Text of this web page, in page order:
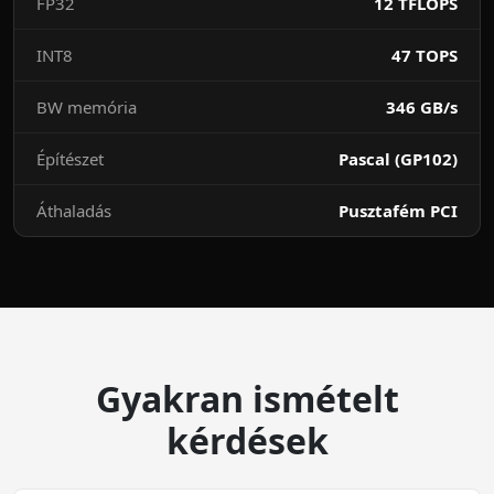
INT8 47 TOPS
BW memória 346 GB/s
Építészet Pascal (GP102)
Áthaladás Pusztafém PCI
Gyakran ismételt
kérdések